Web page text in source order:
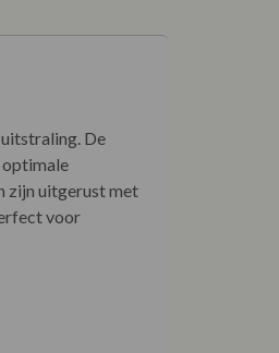
De
optimale
zijn uitgerust met
voor